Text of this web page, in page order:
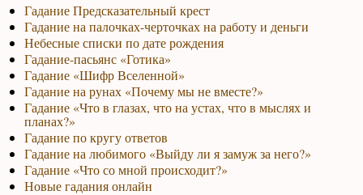
Гадание Предсказательный крест
Гадание на палочках-черточках на работу и деньги
Небесные списки по дате рождения
Гадание-пасьянс «Готика»
Гадание «Шифр Вселенной»
Гадание на рунах «Почему мы не вместе?»
Гадание «Что в глазах, что на устах, что в мыслях и
планах?»
Гадание по кругу ответов
Гадание на любимого «Выйду ли я замуж за него?»
Гадание «Что со мной происходит?»
Новые гадания онлайн